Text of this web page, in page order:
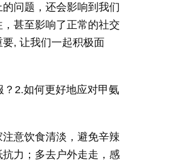
问题，还会影响到我们
甚至影响了正常的社交
, 让我们一起积极面
2.如何更好地应对甲氨
意饮食清淡，避免辛辣
力；多去户外走走，感